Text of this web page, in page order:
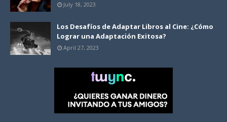
July 18, 2023
Los Desafíos de Adaptar Libros al Cine: ¿Cómo
Lograr una Adaptación Exitosa?
April 27, 2023